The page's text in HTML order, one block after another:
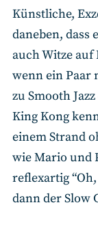
Künstliche,
daneben, dass
auch Witze auf
wenn ein Paar
zu Smooth
King Kong
einem Strand
wie Mario und
reflexartig
dann der Slow